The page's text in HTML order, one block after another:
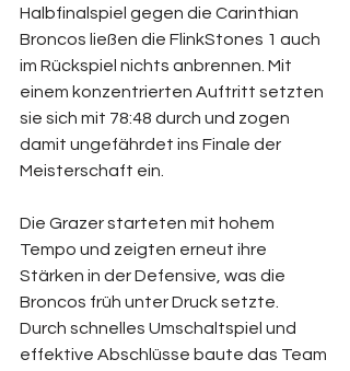
Halbfinalspiel gegen die Carinthian
Broncos ließen die FlinkStones 1 auch
im Rückspiel nichts anbrennen. Mit
einem konzentrierten Auftritt setzten
sie sich mit 78:48 durch und zogen
damit ungefährdet ins Finale der
Meisterschaft ein.
Die Grazer starteten mit hohem
Tempo und zeigten erneut ihre
Stärken in der Defensive, was die
Broncos früh unter Druck setzte.
Durch schnelles Umschaltspiel und
effektive Abschlüsse baute das Team